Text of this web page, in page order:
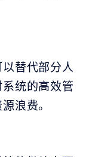
替代部分人
统的高效管
浪费。